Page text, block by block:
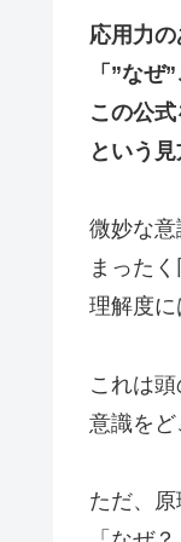
応用力の
「”なぜ
この公
という
微妙な意
まった
理解度
これは
意識を
ただ、